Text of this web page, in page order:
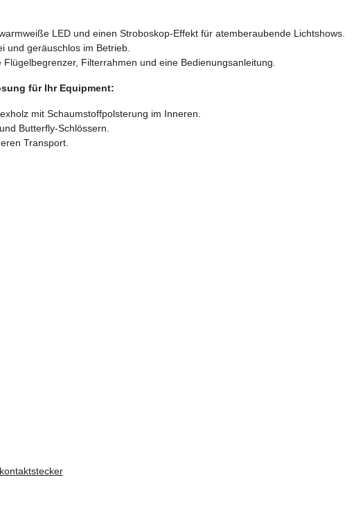
LED und einen Stroboskop-Effekt für atemberaubende Lichtshows.
und geräuschlos im Betrieb.
Filterrahmen und eine Bedienungsanleitung.
für Ihr Equipment:
mit Schaumstoffpolsterung im Inneren.
Butterfly-Schlössern.
Transport.